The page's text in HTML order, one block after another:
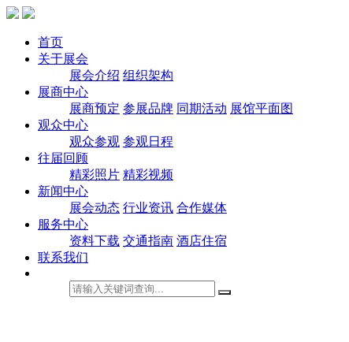
首页
关于展会
展会介绍 组织架构
展商中心
展商预定 参展品牌 同期活动 展馆平面图
观众中心
观众参观 参观日程
往届回顾
精彩照片 精彩视频
新闻中心
展会动态 行业资讯 合作媒体
服务中心
资料下载 交通指南 酒店住宿
联系我们